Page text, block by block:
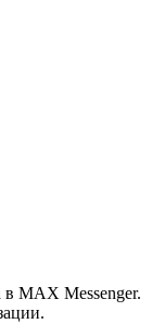
MAX Messenger.